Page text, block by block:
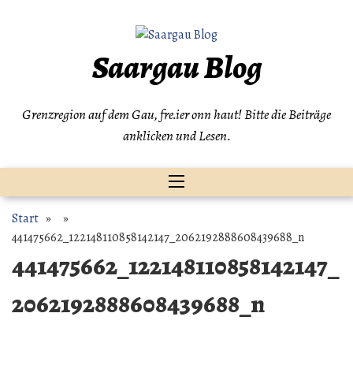
Saargau Blog
Grenzregion auf dem Gau, fre.ier onn haut! Bitte die Beiträge
anklicken und Lesen.
Start » »
441475662_122148110858142147_2062192888608439688_n
441475662_122148110858142147_
2062192888608439688_n